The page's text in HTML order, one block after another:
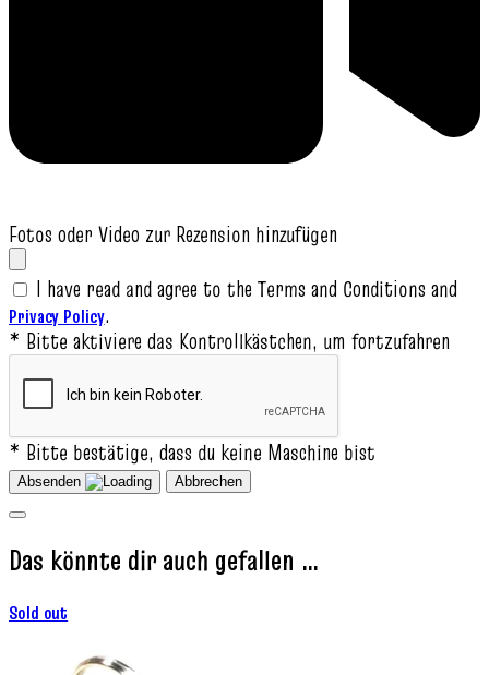
Fotos oder Video zur Rezension hinzufügen
I have read and agree to the Terms and Conditions and
Privacy Policy.
* Bitte aktiviere das Kontrollkästchen, um fortzufahren
* Bitte bestätige, dass du keine Maschine bist
Absenden Abbrechen
Das könnte dir auch gefallen …
Sold out